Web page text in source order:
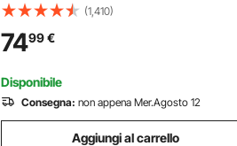
Estrattore di Olio, 10L ATF Kit Cambio
Olio Manuale Sistema di Riempimento
Pompa del Liquido Strumento con 14
Adattatori Comuni
(1,410)
7499€
Disponibile
Consegna: non appena Mer.Agosto 12
Aggiungi al carrello